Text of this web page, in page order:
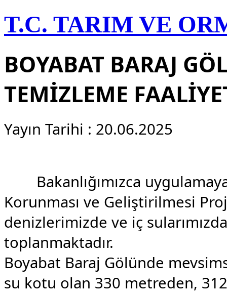
T.C. TARIM VE
BOYABAT BARAJ
TEMİZLEME
Yayın Tarihi : 20.06.2025
Bakanlığımızca
Korunması ve Geliştirilmesi
denizlerimizde ve iç
toplanmaktadır.
Boyabat Baraj Gölünde
su kotu olan 330 metreden,